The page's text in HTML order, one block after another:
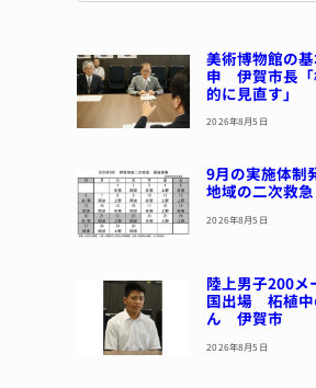
美術博物館の
申 伊賀市長「
的に見直す」
2026年8月5日
9月の実施体
地域の二次救急
2026年8月5日
陸上男子200メ
国出場 柘植中
ん 伊賀市
2026年8月5日